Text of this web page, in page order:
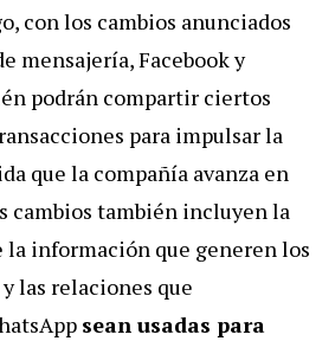
con los cambios anunciados
mensajería, Facebook y
podrán compartir ciertos
para impulsar la
que la compañía avanza en
cambios también incluyen la
la información que generen los
las relaciones que
sean usadas para